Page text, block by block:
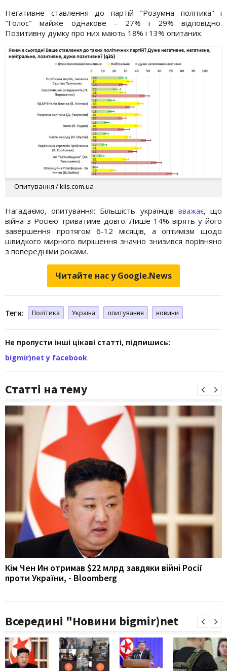
Негативне ставлення до партій "Розумна політика" і
"Голос" майже однакове - 27% і 29% відповідно.
Позитивну думку про них мають 18% і 13% опитаних.
Опитування / kiis.com.ua
Нагадаємо, опитування: Більшість українців вважає, що
війна з Росією триватиме довго. Лише 14% вірять у його
завершення протягом 6-12 місяців, а оптимізм щодо
швидкого мирного вирішення значно знизився порівняно
з попередніми роками.
Читайте нас у Google.News
Теги: Політика Україна опитування новини
Не пропусти інші цікаві статті, підпишись:
bigmir)net у facebook
Статті на тему
Кім Чен Ин отримав $22 млрд завдяки війні Росії
проти України, - Bloomberg
Всередині "Новини bigmir)net